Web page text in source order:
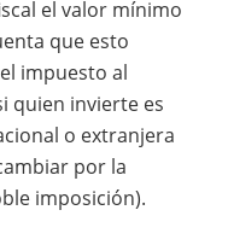
el valor mínimo
que esto
impuesto al
quien invierte es
o extranjera
por la
imposición).